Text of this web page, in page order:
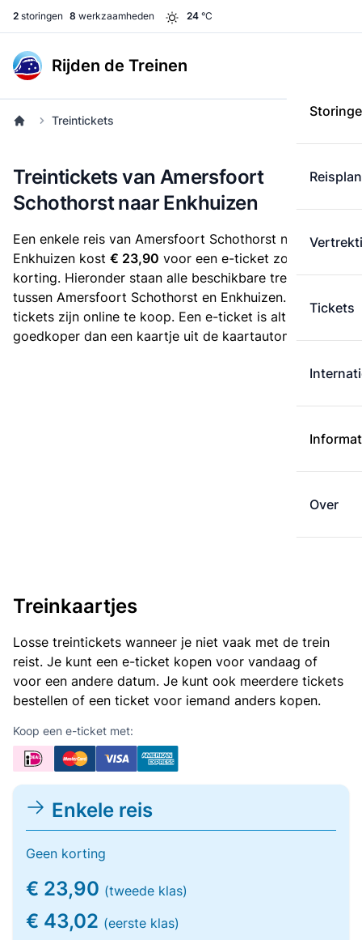
2 storingen 8 werkzaamheden 24 °C
Rijden de Treinen
Tickets
Over
Treintickets
Treintickets van Amersfoort
Schothorst naar Enkhuizen
Een enkele reis van Amersfoort Schothorst naar
Enkhuizen kost € 23,90 voor een e-ticket zonder
korting. Hieronder staan alle beschikbare treintickets
tussen Amersfoort Schothorst en Enkhuizen. Deze
tickets zijn online te koop. Een e-ticket is altijd
goedkoper dan een kaartje uit de kaartautomaat.
Treinkaartjes
Losse treintickets wanneer je niet vaak met de trein
reist. Je kunt een e-ticket kopen voor vandaag of
voor een andere datum. Je kunt ook meerdere tickets
bestellen of een ticket voor iemand anders kopen.
Koop een e-ticket met:
Enkele reis
Geen korting
€ 23,90 (tweede klas)
€ 43,02 (eerste klas)